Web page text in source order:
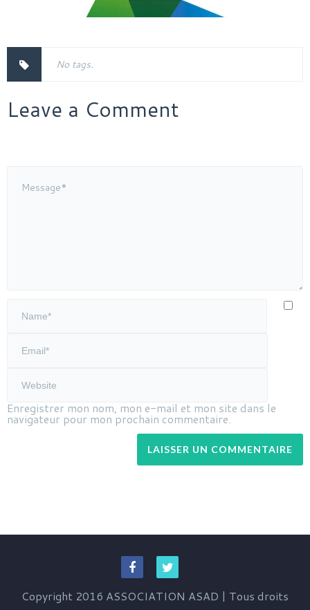
No tags.
Leave a Comment
Enregistrer mon nom, mon e-mail et mon site dans le
navigateur pour mon prochain commentaire.
Copyright 2016 ASSOCIATION ASAD | Tous droits